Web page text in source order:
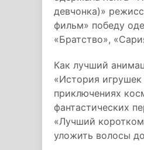
девчонка)»
фильм» победу
«Братство»,
Как лучший
«История
приключениях
фантастических
«Лучший
уложить волосы